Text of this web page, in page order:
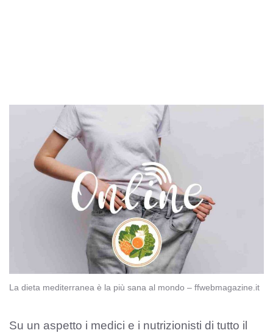
La dieta mediterranea è la più sana al mondo – ffwebmagazine.it
Su un aspetto i medici e i nutrizionisti di tutto il